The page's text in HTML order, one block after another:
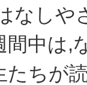
なしや
間中は,
たちが